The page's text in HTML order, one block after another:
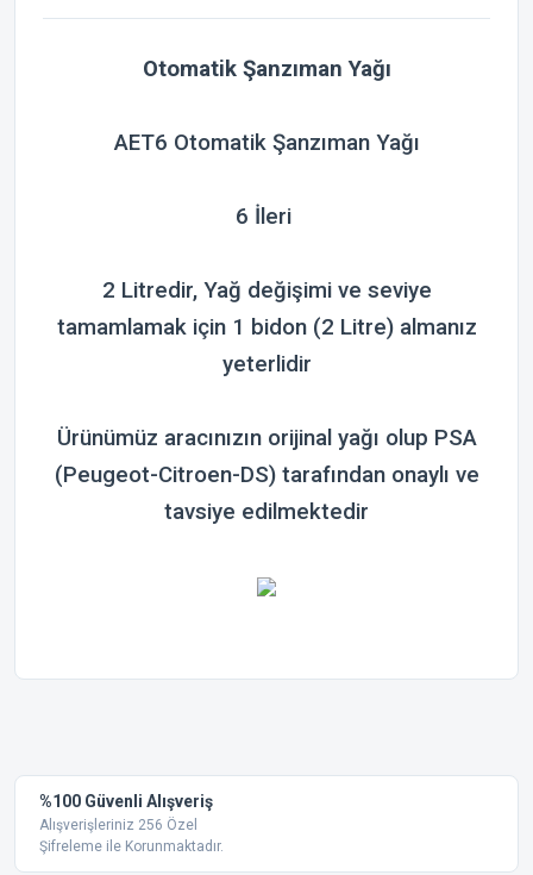
Otomatik Şanzıman Yağı
AET6 Otomatik Şanzıman Yağı
6 İleri
2 Litredir, Yağ değişimi ve seviye
tamamlamak için 1 bidon (2 Litre) almanız
yeterlidir
Ürünümüz aracınızın orijinal yağı olup PSA
(Peugeot-Citroen-DS) tarafından onaylı ve
tavsiye edilmektedir
Ürün resmi kalitesiz, bozuk veya görüntülenemiyor.
Ürün açıklamasında eksik bilgiler bulunuyor.
%100 Güvenli Alışveriş
Alışverişleriniz 256 Özel
Şifreleme ile Korunmaktadır.